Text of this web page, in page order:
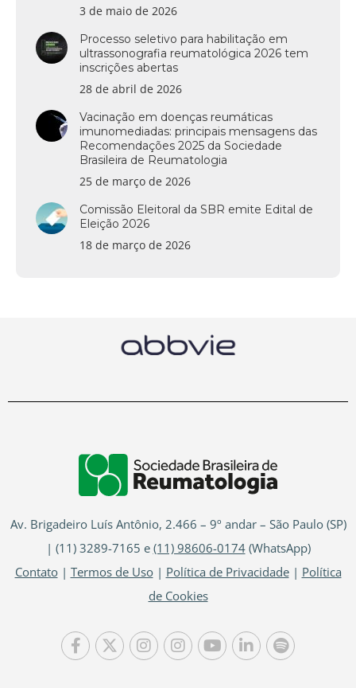
3 de maio de 2026
Processo seletivo para habilitação em
ultrassonografia reumatológica 2026 tem
inscrições abertas
28 de abril de 2026
Vacinação em doenças reumáticas
imunomediadas: principais mensagens das
Recomendações 2025 da Sociedade
Brasileira de Reumatologia
25 de março de 2026
Comissão Eleitoral da SBR emite Edital de
Eleição 2026
18 de março de 2026
Av. Brigadeiro Luís Antônio, 2.466 – 9º andar – São Paulo (SP)
| (11) 3289-7165 e (11) 98606-0174(WhatsApp)
Contato| Termos de Uso| Política de Privacidade| Política
de Cookies